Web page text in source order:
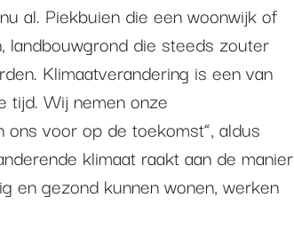
al. Piekbuien die een woonwijk of
landbouwgrond die steeds zouter
Klimaatverandering is een van
tijd. Wij nemen onze
voor op de toekomst”, aldus
klimaat raakt aan de manier
en gezond kunnen wonen, werken